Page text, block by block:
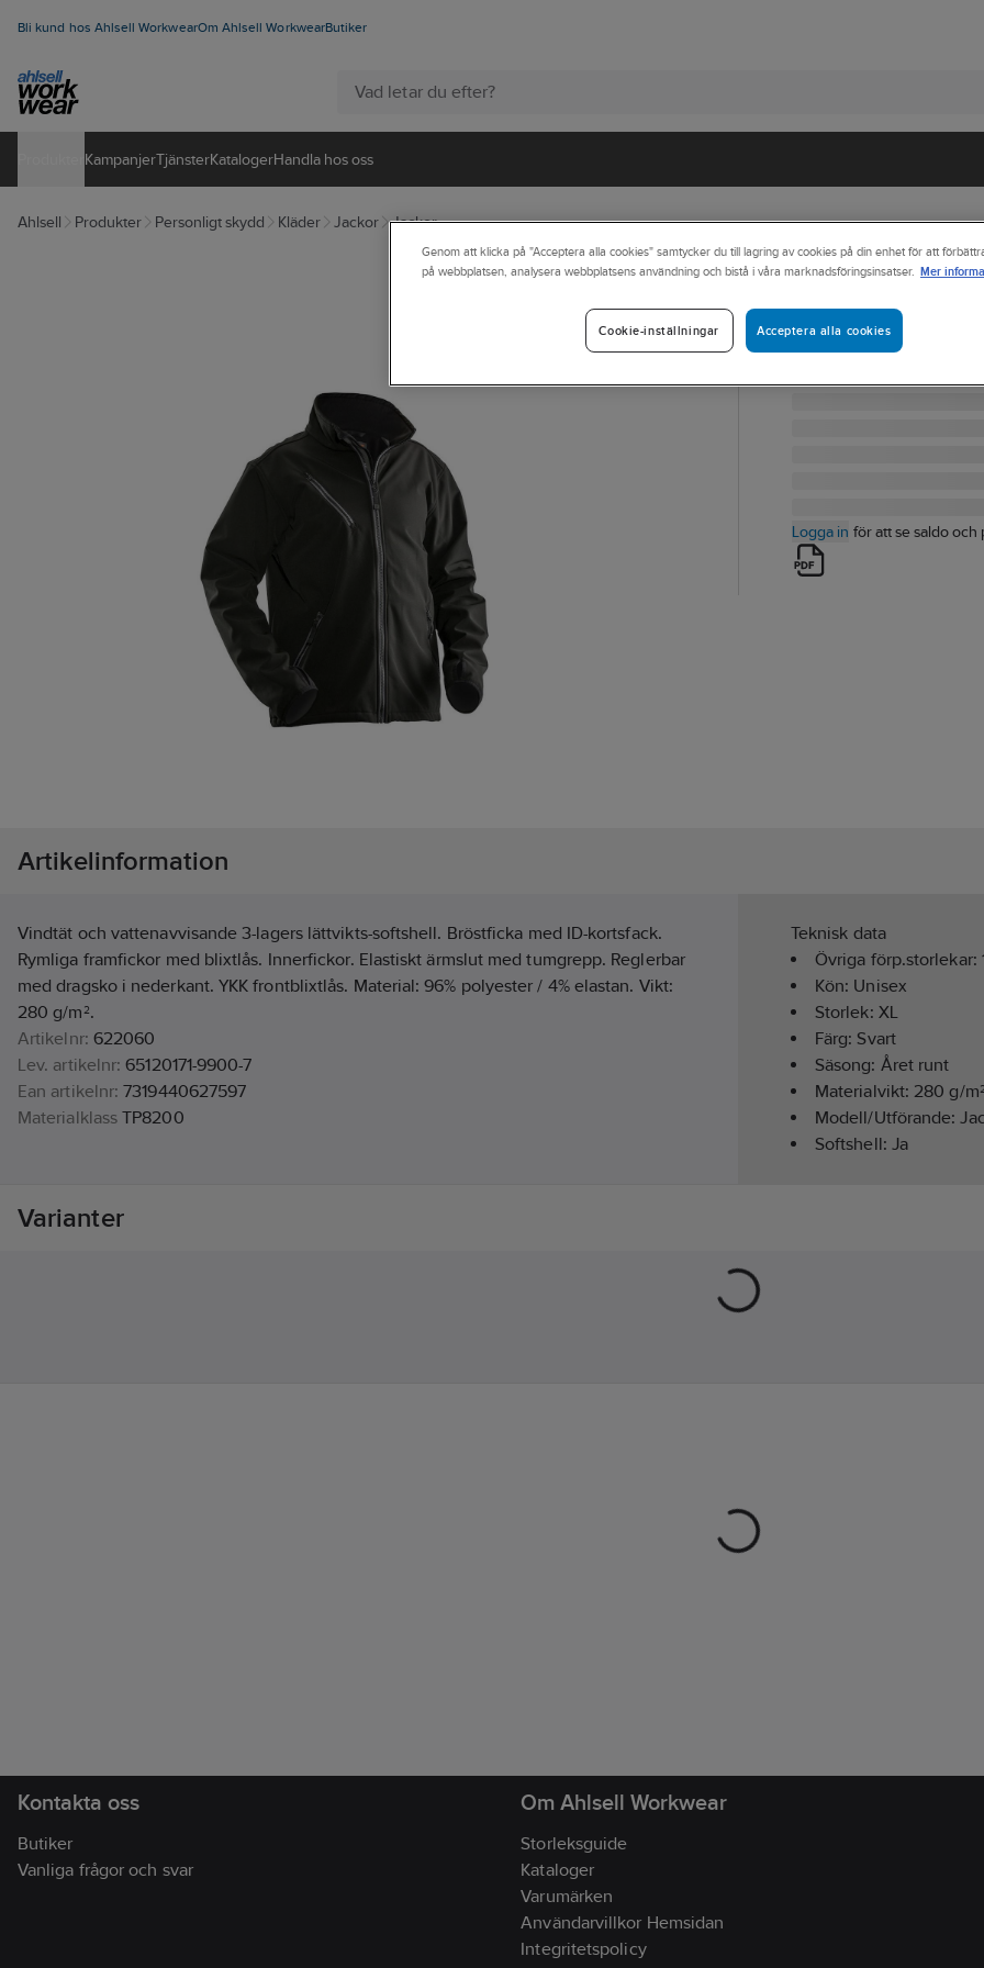
Bli kund hos Ahlsell WorkwearOm Ahlsell WorkwearButiker
KampanjerTjänsterKatalogerHandla hos oss
Ahlsell Produkter Personligt skydd Kläder Jackor Jackor
JOBMAN WORKWEAR
Softshelljacka
JACKA SOFTSHELL
Logga in för att se saldo och
Artikelinformation
Vindtät och vattenavvisande 3-lagers lättvikts-softshell. Bröstficka med ID-kortsfack.
Rymliga framfickor med blixtlås. Innerfickor. Elastiskt ärmslut med tumgrepp. Reglerbar
med dragsko i nederkant. YKK frontblixtlås. Material: 96% polyester / 4% elastan. Vikt:
280 g/m².
Artikelnr: 622060
Lev. artikelnr: 65120171-9900-7
Ean artikelnr: 7319440627597
Materialklass TP8200
Teknisk data
Övriga förp.storlekar:
Kön: Unisex
Storlek: XL
Färg:Svart
Säsong: Året runt
Materialvikt:280 g/m²
Modell/Utförande:
Softshell: Ja
Varianter
Kontakta oss
Butiker
Vanliga frågor och svar
Om Ahlsell Workwear
Storleksguide
Kataloger
Varumärken
Användarvillkor Hemsidan
Integritetspolicy
Genom att klicka på "Acceptera alla cookies" samtycker du till lagring av cookies på din enhet för att
på webbplatsen, analysera webbplatsens användning och bistå i våra marknadsföringsinsatser. Mer
Acceptera alla cookies
Cookie-inställningar